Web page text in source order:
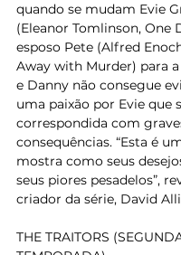
quando se mudam Evie
(Eleanor Tomlinson, One
esposo Pete (Alfred
Away with Murder) para a
e Danny não consegue
uma paixão por Evie que
correspondida com
consequências. “Esta é
mostra como seus
seus piores pesadelos”,
criador da série, David
THE TRAITORS